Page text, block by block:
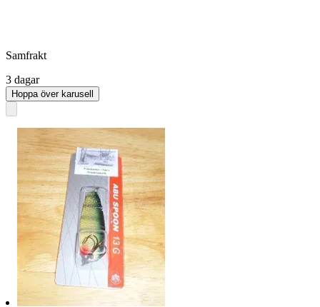
Samfrakt
3 dagar
Hoppa över karusell